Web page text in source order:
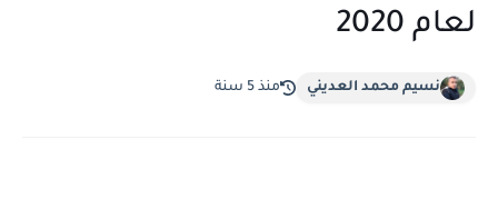
لعام 2020
نسيم محمد العديني منذ 5 سنة